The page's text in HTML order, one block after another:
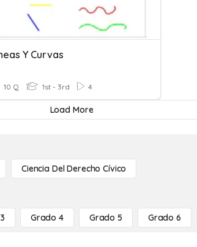
Y Curvas
10 Q 1st - 3rd 4
Load More
Ciencia Del Derecho Cívico
Grado 4 Grado 5 Grado 6